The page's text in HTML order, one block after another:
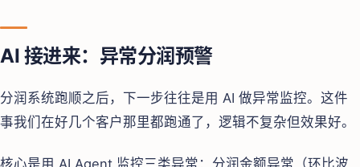
AI 接进来：异常分润预警
分润系统跑顺之后，下一步往往是用 AI 做异常监控。这件
事我们在好几个客户那里都跑通了，逻辑不复杂但效果好。